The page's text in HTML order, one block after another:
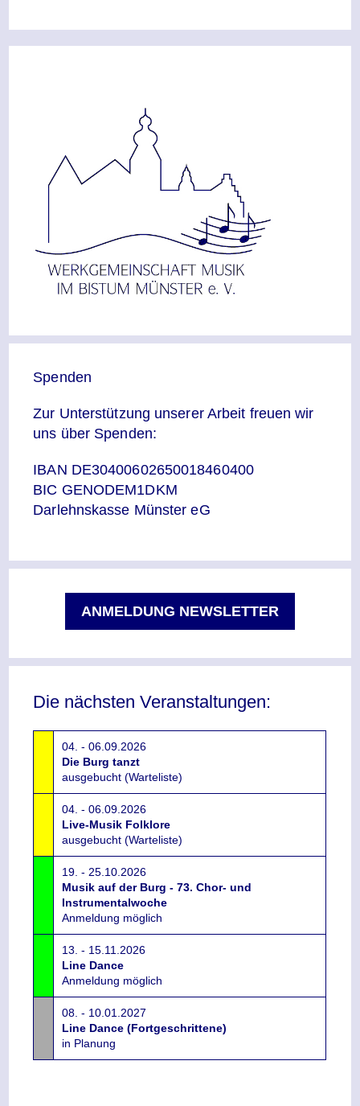
Spenden
Zur Unterstützung unserer Arbeit freuen wir
uns über Spenden:
IBAN DE30400602650018460400
BIC GENODEM1DKM
Darlehnskasse Münster eG
ANMELDUNG NEWSLETTER
Die nächsten Veranstaltungen:
04. - 06.09.2026
Die Burg tanzt
ausgebucht (Warteliste)
04. - 06.09.2026
Live-Musik Folklore
ausgebucht (Warteliste)
19. - 25.10.2026
Musik auf der Burg - 73. Chor- und
Instrumentalwoche
Anmeldung möglich
13. - 15.11.2026
Line Dance
Anmeldung möglich
08. - 10.01.2027
Line Dance (Fortgeschrittene)
in Planung